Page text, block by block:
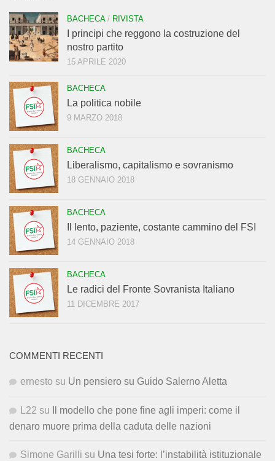
BACHECA/ RIVISTA
I principi che reggono la costruzione del
nostro partito
15 APRILE 2020
BACHECA
La politica nobile
9 MARZO 2018
BACHECA
Liberalismo, capitalismo e sovranismo
18 GENNAIO 2018
BACHECA
Il lento, paziente, costante cammino del FSI
14 GENNAIO 2018
BACHECA
Le radici del Fronte Sovranista Italiano
11 DICEMBRE 2017
COMMENTI RECENTI
ernesto su Un pensiero su Guido Salerno Aletta
L22 su
Il modello che pone fine agli imperi: come il
denaro muore prima della caduta delle nazioni
Simone Garilli su Una tesi forte: l’instabilità istituzionale